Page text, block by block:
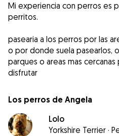
Mi experiencia con perros es
perritos.
pasearia a los perros por las
o por donde suela pasearlos,
parques o areas mas
disfrutar
Los perros de Angela
Lolo
Yorkshire Terrier ·